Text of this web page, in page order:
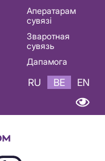
Аператарам
сувязі
Зваротная
сувязь
Дапамога
RU BE EN